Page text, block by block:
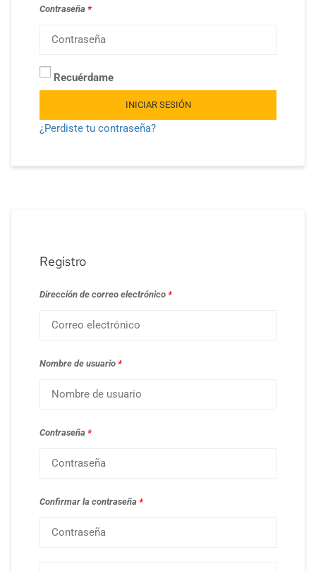
Contraseña *
Recuérdame
INICIAR SESIÓN
¿Perdiste tu contraseña?
Registro
Dirección de correo electrónico *
Nombre de usuario *
Contraseña *
Confirmar la contraseña *